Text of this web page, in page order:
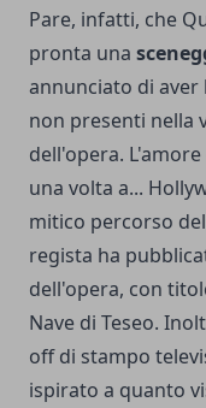
Pare, infatti, che
pronta una
annunciato di
non presenti nella
dell'opera.
una volta a...
mitico percorso
regista ha
dell'opera, con
Nave di Teseo.
off di stampo
ispirato a quanto